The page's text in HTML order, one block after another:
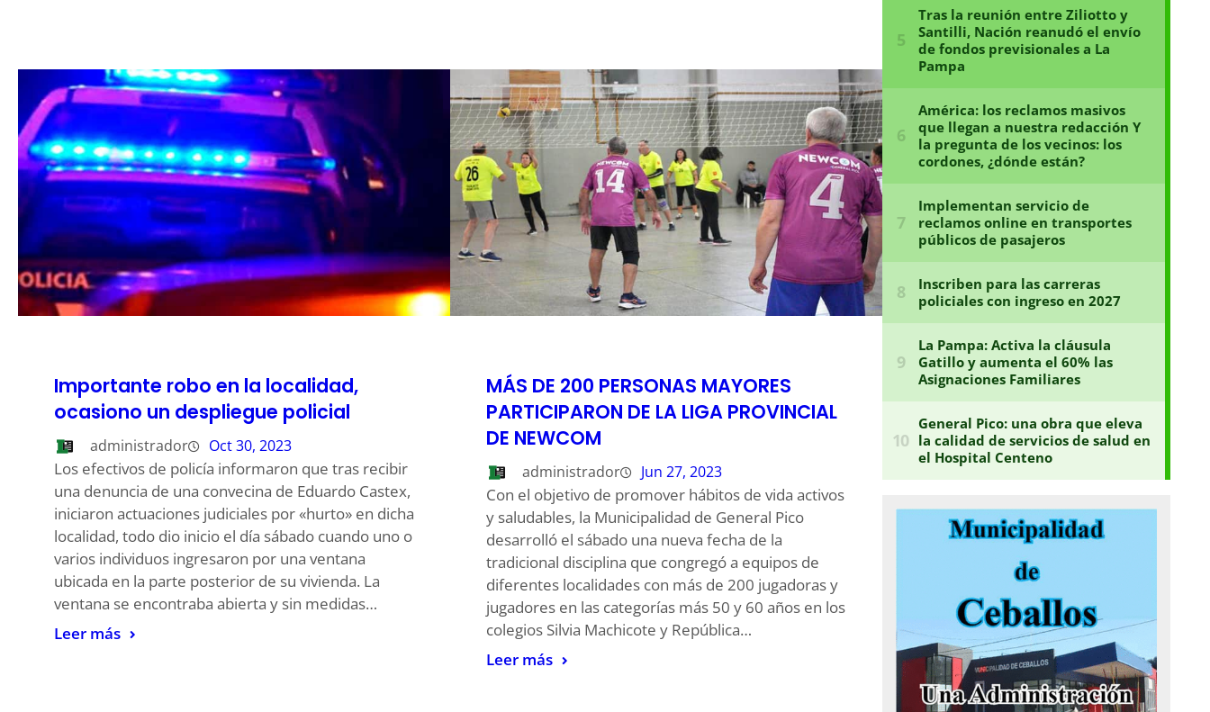
Importante robo en la localidad,
ocasiono un despliegue policial
administrador Oct 30, 2023
Los efectivos de policía informaron que tras recibir
una denuncia de una convecina de Eduardo Castex,
iniciaron actuaciones judiciales por «hurto» en dicha
localidad, todo dio inicio el día sábado cuando uno o
varios individuos ingresaron por una ventana
ubicada en la parte posterior de su vivienda. La
ventana se encontraba abierta y sin medidas…
Leer más
MÁS DE 200 PERSONAS MAYORES
PARTICIPARON DE LA LIGA PROVINCIAL
DE NEWCOM
administrador Jun 27, 2023
Con el objetivo de promover hábitos de vida activos
y saludables, la Municipalidad de General Pico
desarrolló el sábado una nueva fecha de la
tradicional disciplina que congregó a equipos de
diferentes localidades con más de 200 jugadoras y
jugadores en las categorías más 50 y 60 años en los
colegios Silvia Machicote y República…
Leer más